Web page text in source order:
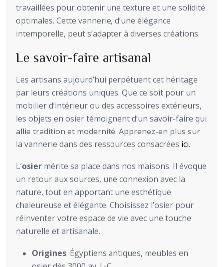
travaillées pour obtenir une texture et une solidité
optimales. Cette vannerie, d’une élégance
intemporelle, peut s’adapter à diverses créations.
Le savoir-faire artisanal
Les artisans aujourd’hui perpétuent cet héritage
par leurs créations uniques. Que ce soit pour un
mobilier d’intérieur ou des accessoires extérieurs,
les objets en osier témoignent d’un savoir-faire qui
allie tradition et modernité. Apprenez-en plus sur
la vannerie dans des ressources consacrées ici.
L’osier mérite sa place dans nos maisons. Il évoque
un retour aux sources, une connexion avec la
nature, tout en apportant une esthétique
chaleureuse et élégante. Choisissez l’osier pour
réinventer votre espace de vie avec une touche
naturelle et artisanale.
Origines: Égyptiens antiques, meubles en